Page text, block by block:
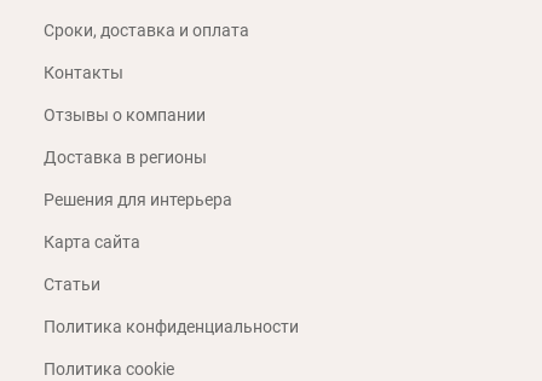
Сроки, доставка и оплата
Контакты
Отзывы о компании
Доставка в регионы
Решения для интерьера
Карта сайта
Статьи
Политика конфиденциальности
Политика cookie